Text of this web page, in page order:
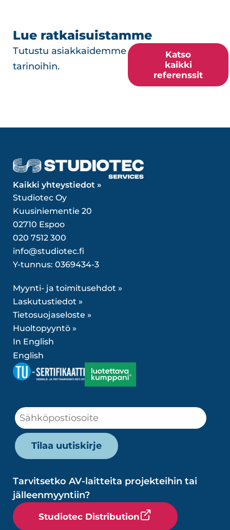
Lue ratkaisuistamme
Tutustu asiakkaidemme
tarinoihin.
Katso
kaikki
referenssit
Kaikki yhteystiedot »
Studiotec Oy
Kuusiniementie 20
02710 Espoo
020 7512 300
info@studiotec.fi
Y-tunnus: 0369434-3
Myynti- ja toimitusehdot »
Laskutustiedot »
Tietosuojaseloste »
Huoltopyyntö »
In English
English
Tarvitsetko AV-laitteita projekteihin tai
jälleenmyyntiin?
Studiotec Distribution